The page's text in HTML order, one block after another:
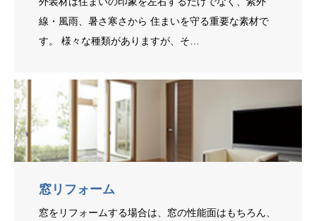
線・風雨、暑さ寒さから 住まいを守る重要な素材で
す。 様々な種類がありますが、そ…
窓リフォーム
窓をリフォームする場合は、窓の性能面はもちろん、